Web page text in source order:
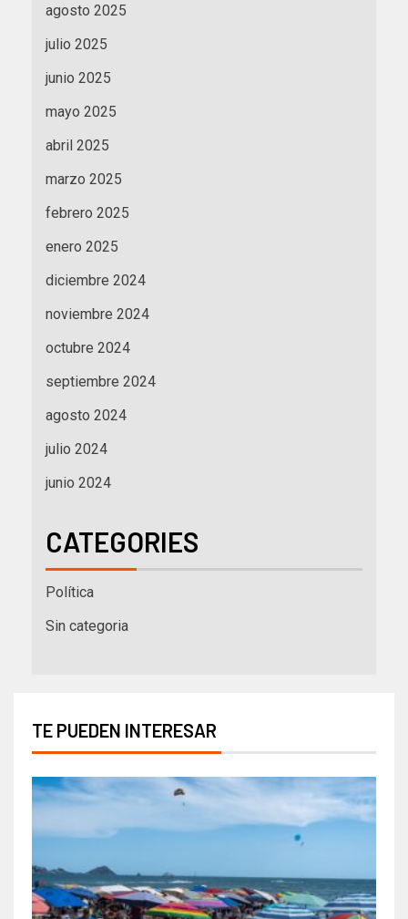
agosto 2025
julio 2025
junio 2025
mayo 2025
abril 2025
marzo 2025
febrero 2025
enero 2025
diciembre 2024
noviembre 2024
octubre 2024
septiembre 2024
agosto 2024
julio 2024
junio 2024
CATEGORIES
Política
Sin categoria
TE PUEDEN INTERESAR